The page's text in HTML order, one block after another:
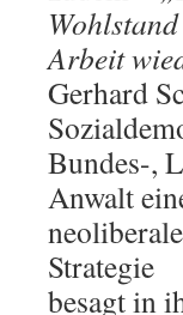
Arbeit
Gerhard
Bundes-,
Anwalt
Strategie
besagt in